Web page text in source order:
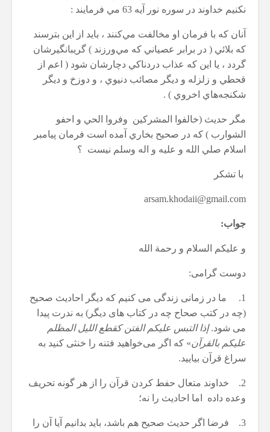
نکنيم خداوند در سوره نور آيه 63 مي فرمايند :
آنان كه با فرمان او مخالفت مي‌كنند ، بايد از اين بترسند
كه بلائي ( در برابر عصياني كه مي‌ورزند ) گريبانگيرشان
گردد ، يا اين كه عذاب دردناكي دچارشان شود ( اعم از
قحطي و زلزله و ديگر مصائب دنيوي ، و دوزخ و ديگر
شكنجه‌هاي اخروي ) . ‏
مگر حديث (خالفوا المشرکين وفروا الحي و احفو
الشوارب ) که در صحيح بخاري آمده است فرمان پيامبر
اسلام صلي الله و عليه و اله وسلم نيست ؟
با تشکر
arsam.khodaii@gmail.com
جواب:
و علیکم السلام و رحمة الله
دوست گرامی:
1. ما در زمانی زندگی می کنیم که دیگر احادیث صحیح
(چه در کتب صحاح چه در کتاب های دیگر) به ندرت پیدا
می شود.إذا التبس علیکم الفتن کقطع اللیل المظلم
علیکم بالقرآن» که اگر می‌خواهید فتنه را خنثی کنید به
سراغ قرآن بیایید.
2. خداوند متعال حفط کردن قرآن را از هر گونه تحریف
وعده داده اما احادیث را نه؛
3. فرضا اگر حدیث صحیح هم باشد، باید بدانیم آیا آن را
منظور از «وَفق» و حکم
ساختن یا درخواست آن
4 جولای 2026
15 نمایش ها
18 نمایش ها